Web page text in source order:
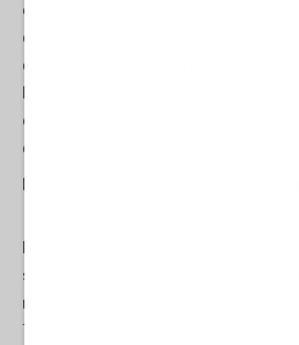
che coltivava e che si potevano
distensione con la Russia, la fine delle
dell'America, una svolta nazionale
compensato tutti i suoi errori, le sue
derivanti dalla sua inesperienza politica.
significativa escalation nel tasso di
mesi dall'inizio del suo secondo
Trump accelererà il collasso della